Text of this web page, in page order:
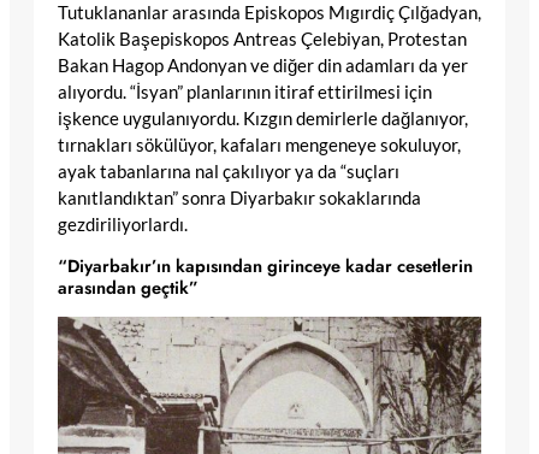
Tutuklananlar arasında Episkopos Mıgırdiç Çılğadyan,
Katolik Başepiskopos Antreas Çelebiyan, Protestan
Bakan Hagop Andonyan ve diğer din adamları da yer
alıyordu. “İsyan” planlarının itiraf ettirilmesi için
işkence uygulanıyordu. Kızgın demirlerle dağlanıyor,
tırnakları sökülüyor, kafaları mengeneye sokuluyor,
ayak tabanlarına nal çakılıyor ya da “suçları
kanıtlandıktan” sonra Diyarbakır sokaklarında
gezdiriliyorlardı.
“Diyarbakır’ın kapısından girinceye kadar cesetlerin
arasından geçtik”